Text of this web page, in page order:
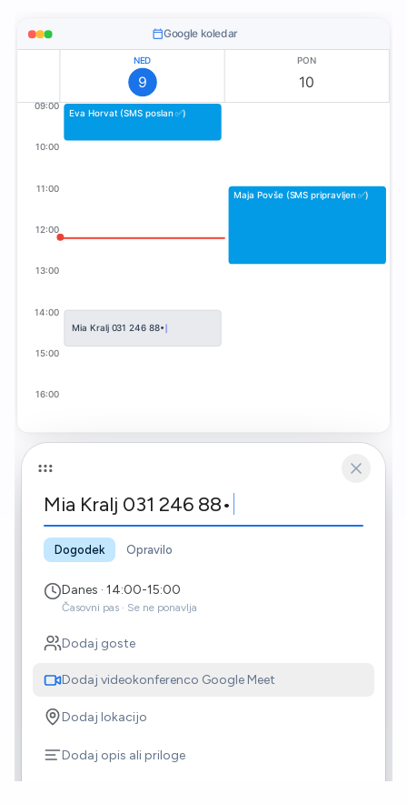
Google koledar
NED
9
PON
10
09:00
Eva Horvat (SMS poslan ✅)
10:00
11:00
Maja Povše (SMS pripravljen ✅)
12:00
13:00
14:00
Berem dogodek…
15:00
16:00
Mia Kralj 031 246 88•
Dogodek Opravilo
Danes · 14:00-15:00
Časovni pas · Se ne ponavlja
Dodaj goste
Dodaj videokonferenco Google Meet
Dodaj lokacijo
Dodaj opis ali priloge
Etisia bere termin…